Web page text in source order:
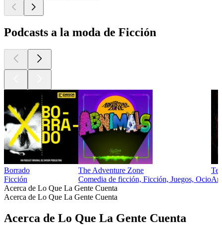
Podcasts a la moda de Ficción
Borrado
Ficción
The Adventure Zone
Comedia de ficción, Ficción, Juegos, Ocio
Acerca de Lo Que La Gente Cuenta
Acerca de Lo Que La Gente Cuenta
Acerca de Lo Que La Gente Cuenta